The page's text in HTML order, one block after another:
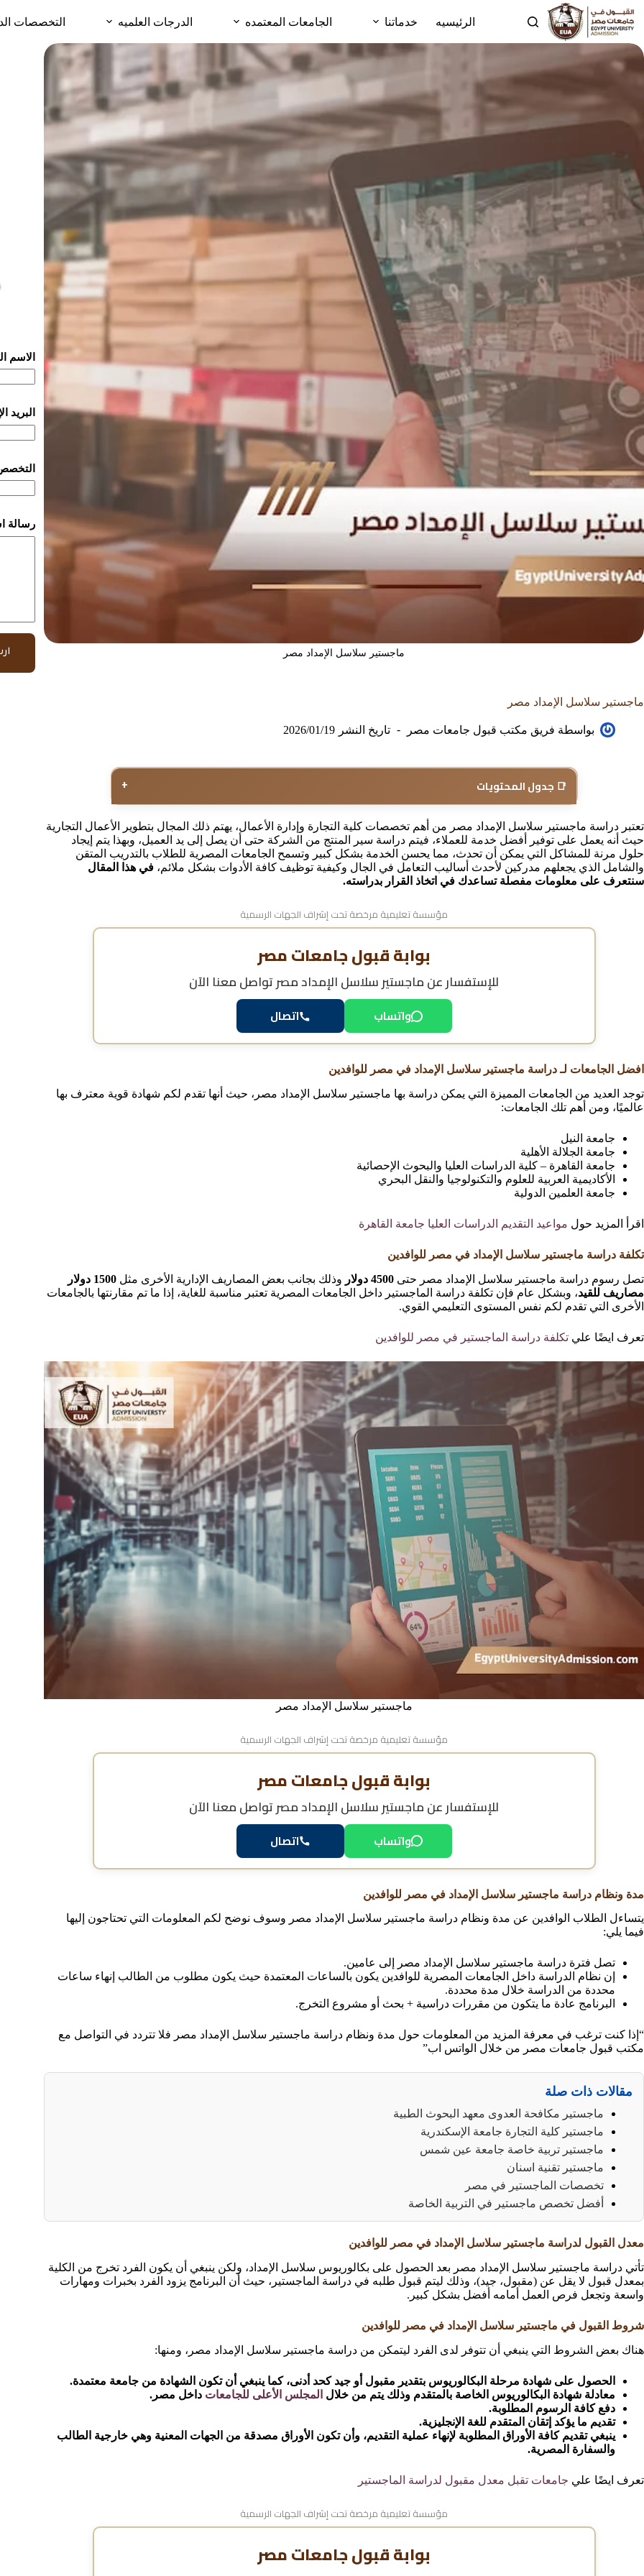
الرئيسيه خدماتنا الجامعات المعتمده الدرجات العلميه التخصصات
ماجستير سلاسل الإمداد مصر
ماجستير سلاسل الإمداد مصر
بواسطة فريق مكتب قبول جامعات مصر تاريخ النشر 2026/01/19
📑 جدول المحتويات +
تعتبر دراسة ماجستير سلاسل الإمداد مصر من أهم تخصصات كلية التجارة وإدارة الأعمال، يهتم ذلك المجال بتطوير الأعمال التجارية
حيث أنه يعمل على توفير أفضل خدمة للعملاء، فيتم دراسة سير المنتج من الشركة حتى أن يصل إلى يد العميل، وبهذا يتم إيجاد
حلول مرنة للمشاكل التي يمكن أن تحدث، مما يحسن الخدمة بشكل كبير وتسمح الجامعات المصرية للطلاب بالتدريب المتقن
والشامل الذي يجعلهم مدركين لأحدث أساليب التعامل في الجال وكيفية توظيف كافة الأدوات بشكل ملائم، في هذا المقال
سنتعرف على معلومات مفصلة تساعدك في اتخاذ القرار بدراسته.
مؤسسة تعليمية مرخصة تحت إشراف الجهات الرسمية
بوابة قبول جامعات مصر
للإستفسار عنماجستير سلاسل الإمداد مصرتواصل معنا الآن
واتساب اتصال
افضل الجامعات لـ دراسة ماجستير سلاسل الإمداد في مصر للوافدين
توجد العديد من الجامعات المميزة التي يمكن دراسة بها ماجستير سلاسل الإمداد مصر، حيث أنها تقدم لكم شهادة قوية معترف بها
عالميًا، ومن أهم تلك الجامعات:
جامعة النيل
جامعة الجلالة الأهلية
جامعة القاهرة – كلية الدراسات العليا والبحوث الإحصائية
الأكاديمية العربية للعلوم والتكنولوجيا والنقل البحري
جامعة العلمين الدولية
اقرأ المزيد حول مواعيد التقديم الدراسات العليا جامعة القاهرة
تكلفة دراسة ماجستير سلاسل الإمداد في مصر للوافدين
تصل رسوم دراسة ماجستير سلاسل الإمداد مصر حتى 4500 دولار وذلك بجانب بعض المصاريف الإدارية الأخرى مثل
1500 دولار
مصاريف للقيد، وبشكل عام فإن تكلفة دراسة الماجستير داخل الجامعات المصرية تعتبر مناسبة للغاية، إذا ما تم مقارنتها بالجامعات
الأخرى التي تقدم لكم نفس المستوى التعليمي القوي.
تعرف ايضًا علي تكلفة دراسة الماجستير في مصر للوافدين
ماجستير سلاسل الإمداد مصر
مؤسسة تعليمية مرخصة تحت إشراف الجهات الرسمية
بوابة قبول جامعات مصر
للإستفسار عنماجستير سلاسل الإمداد مصرتواصل معنا الآن
واتساب اتصال
مدة ونظام دراسة ماجستير سلاسل الإمداد في مصر للوافدين
يتساءل الطلاب الوافدين عن مدة ونظام دراسة ماجستير سلاسل الإمداد مصر وسوف نوضح لكم المعلومات التي تحتاجون إليها
فيما يلي:
تصل فترة دراسة ماجستير سلاسل الإمداد مصر إلى عامين.
إن نظام الدراسة داخل الجامعات المصرية للوافدين يكون بالساعات المعتمدة حيث يكون مطلوب من الطالب إنهاء ساعات
محددة من الدراسة خلال مدة محددة.
البرنامج عادة ما يتكون من مقررات دراسية + بحث أو مشروع التخرج.
“إذا كنت ترغب في معرفة المزيد من المعلومات حول مدة ونظام دراسة ماجستير سلاسل الإمداد مصر فلا تتردد في التواصل مع
مكتب قبول جامعات مصر من خلال الواتس اب”
مقالات ذات صلة
ماجستير مكافحة العدوى معهد البحوث الطبية
ماجستير كلية التجارة جامعة الإسكندرية
ماجستير تربية خاصة جامعة عين شمس
ماجستير تقنية اسنان
تخصصات الماجستير في مصر
أفضل تخصص ماجستير في التربية الخاصة
معدل القبول لدراسة ماجستير سلاسل الإمداد في مصر للوافدين
تأتي دراسة ماجستير سلاسل الإمداد مصر بعد الحصول على بكالوريوس سلاسل الإمداد، ولكن ينبغي أن يكون الفرد تخرج من الكلية
بمعدل قبول لا يقل عن (مقبول، جيد)، وذلك ليتم قبول طلبه في دراسة الماجستير، حيث أن البرنامج يزود الفرد بخبرات ومهارات
واسعة وتجعل فرص العمل أمامه أفضل بشكل كبير.
شروط القبول في ماجستير سلاسل الإمداد في مصر للوافدين
هناك بعض الشروط التي ينبغي أن تتوفر لدى الفرد ليتمكن من دراسة ماجستير سلاسل الإمداد مصر، ومنها:
الحصول على شهادة مرحلة البكالوريوس بتقدير مقبول أو جيد كحد أدنى، كما ينبغي أن تكون الشهادة من جامعة معتمدة.
معادلة شهادة البكالوريوس الخاصة بالمتقدم وذلك يتم من خلال المجلس الأعلى للجامعات داخل مصر.
دفع كافة الرسوم المطلوبة.
تقديم ما يؤكد إتقان المتقدم للغة الإنجليزية.
ينبغي تقديم كافة الأوراق المطلوبة لإنهاء عملية التقديم، وأن تكون الأوراق مصدقة من الجهات المعنية وهي خارجية الطالب
والسفارة المصرية.
تعرف ايضًا علي جامعات تقبل معدل مقبول لدراسة الماجستير
مؤسسة تعليمية مرخصة تحت إشراف الجهات الرسمية
بوابة قبول جامعات مصر
الاسم
البريد
رسالة